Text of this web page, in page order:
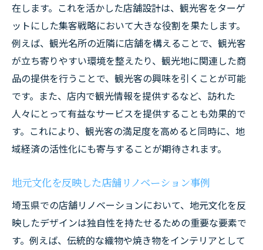
顧客体験を重視した店舗リノベーションの
ポイント
リノベーション後の売上向上事例とその要
因
エコフレンドリーなリノベーションの成功
例
テクノロジーを活用した新しい店舗体験
地域との共生を実現したリノベーションス
地域ニーズに応える店舗リノベーションで埼玉
県でビジネスを成功させる
消費者の声を取り入れた店舗改修とは
地域イベントとの連携で集客力を高める方
在します。これを活かした店舗設計は、観光客をターゲ
ットにした集客戦略において大きな役割を果たします。
例えば、観光名所の近隣に店舗を構えることで、観光客
が立ち寄りやすい環境を整えたり、観光地に関連した商
品の提供を行うことで、観光客の興味を引くことが可能
です。また、店内で観光情報を提供するなど、訪れた
人々にとって有益なサービスを提供することも効果的で
す。これにより、観光客の満足度を高めると同時に、地
域経済の活性化にも寄与することが期待されます。
地元文化を反映した店舗リノベーション事例
埼玉県での店舗リノベーションにおいて、地元文化を反
映したデザインは独自性を持たせるための重要な要素で
す。例えば、伝統的な織物や焼き物をインテリアとして